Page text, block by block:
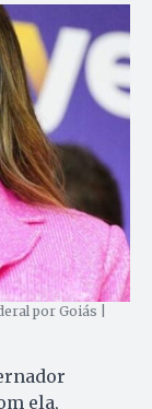
por Goiás |
ela,